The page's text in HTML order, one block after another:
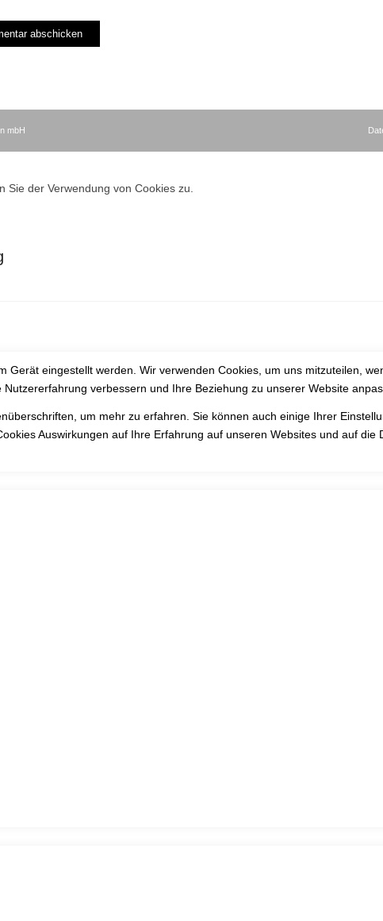
mbH
Sie der Verwendung von Cookies zu.
Gerät eingestellt werden. Wir verwenden Cookies, um uns mitzuteilen,
verbessern und Ihre Beziehung zu unserer Website
um mehr zu erfahren. Sie können auch einige Ihrer
Auswirkungen auf Ihre Erfahrung auf unseren Websites und auf die